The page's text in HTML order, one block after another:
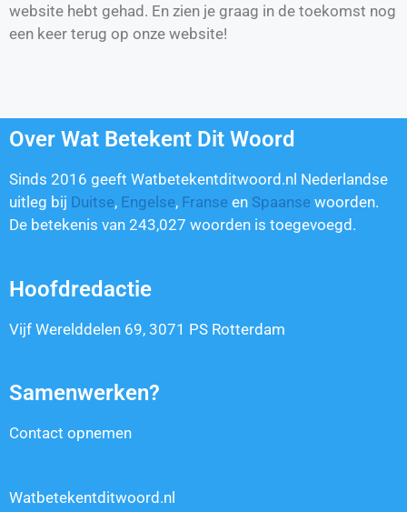
website hebt gehad. En zien je graag in de toekomst nog
een keer terug op onze website!
Over Wat Betekent Dit Woord
Sinds 2016 geeft Watbetekentditwoord.nl Nederlandse
uitleg bij Duitse, Engelse, Franse en Spaanse woorden.
De betekenis van 243,027 woorden is toegevoegd.
Hoofdredactie
Vijf Werelddelen 69, 3071 PS Rotterdam
Samenwerken?
Contact opnemen
Watbetekentditwoord.nl